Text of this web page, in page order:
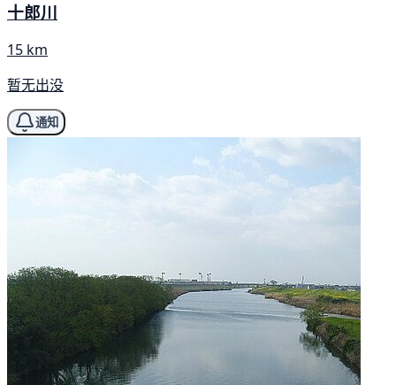
十郎川
15 km
暂无出没
通知